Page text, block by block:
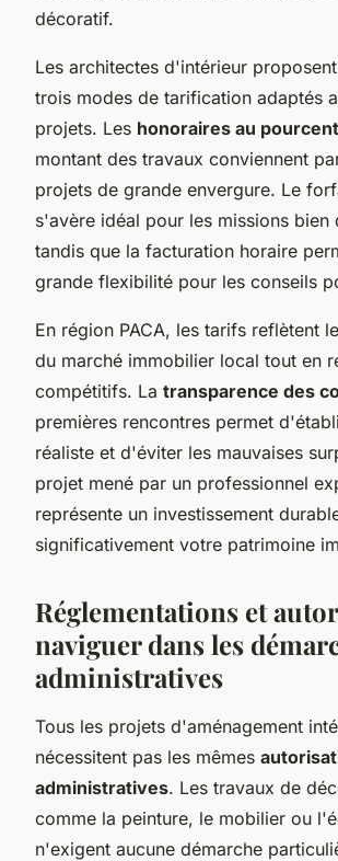
décoratif.
Les architectes d'intérieur
trois modes de tarification adaptés
projets. Les honoraires au
montant des travaux conviennent
projets de grande envergure. Le
s'avère idéal pour les missions bien
tandis que la facturation horaire
grande flexibilité pour les conseils
En région PACA, les tarifs reflètent
du marché immobilier local tout en
compétitifs. La transparence des
premières rencontres permet
réaliste et d'éviter les mauvaises
projet mené par un professionnel
représente un investissement
significativement votre patrimoine
Réglementations et
naviguer dans les
administratives
Tous les projets d'aménagement
nécessitent pas les mêmes
administratives. Les travaux de
comme la peinture, le mobilier ou
n'exigent aucune démarche